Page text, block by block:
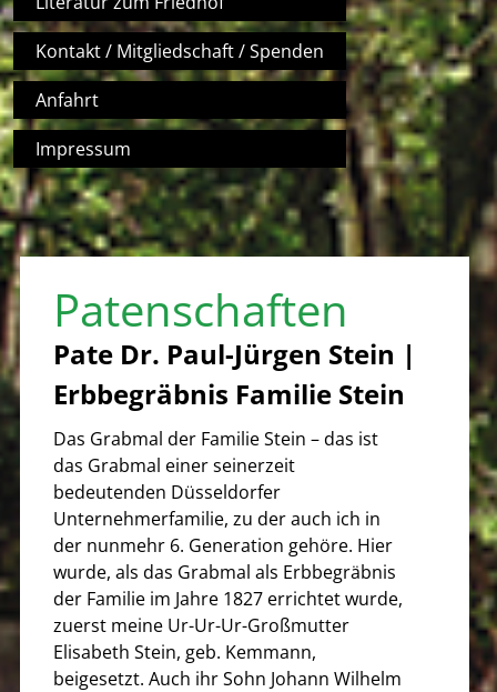
Kontakt / Mitgliedschaft / Spenden
Anfahrt
Impressum
Patenschaften
Pate Dr. Paul-Jürgen Stein |
Erbbegräbnis Familie Stein
Das Grabmal der Familie Stein – das ist
das Grabmal einer seinerzeit
bedeutenden Düsseldorfer
Unternehmerfamilie, zu der auch ich in
der nunmehr 6. Generation gehöre. Hier
wurde, als das Grabmal als Erbbegräbnis
der Familie im Jahre 1827 errichtet wurde,
zuerst meine Ur-Ur-Ur-Großmutter
Elisabeth Stein, geb. Kemmann,
beigesetzt. Auch ihr Sohn Johann Wilhelm